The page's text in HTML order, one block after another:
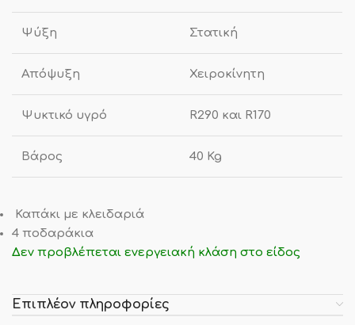
Ψύξη Στατική
Απόψυξη Χειροκίνητη
Ψυκτικό υγρό R290 και R170
Βάρος 40 Kg
Καπάκι με κλειδαριά
4 ποδαράκια
Δεν προβλέπεται ενεργειακή κλάση στο είδος
Επιπλέον πληροφορίες